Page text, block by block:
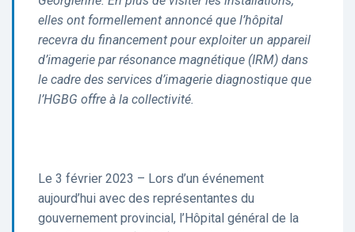
elles ont formellement annoncé que l’hôpital
recevra du financement pour exploiter un appareil
d’imagerie par résonance magnétique (IRM) dans
le cadre des services d’imagerie diagnostique que
l’HGBG offre à la collectivité.
Le 3 février 2023 – Lors d’un événement
aujourd’hui avec des représentantes du
gouvernement provincial, l’Hôpital général de la